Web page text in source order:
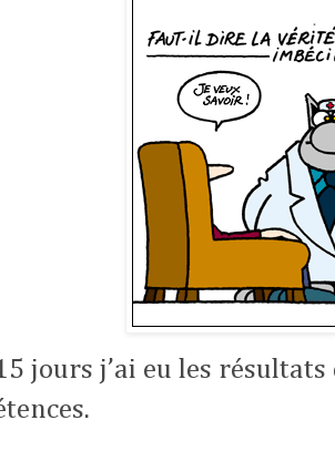
jours j’ai eu les